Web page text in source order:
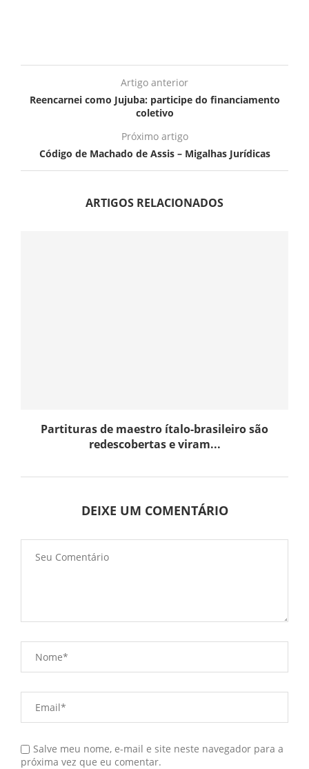
Artigo anterior
Reencarnei como Jujuba: participe do financiamento
coletivo
Próximo artigo
Código de Machado de Assis – Migalhas Jurídicas
ARTIGOS RELACIONADOS
Partituras de maestro ítalo-brasileiro são
redescobertas e viram...
DEIXE UM COMENTÁRIO
Salve meu nome, e-mail e site neste navegador para a
próxima vez que eu comentar.